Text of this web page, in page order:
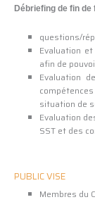
Débriefing de fin de
questions/
Evaluation
afin de
Evaluation
situation de
Evaluation
SST et des
PUBLIC VISE
Membres du